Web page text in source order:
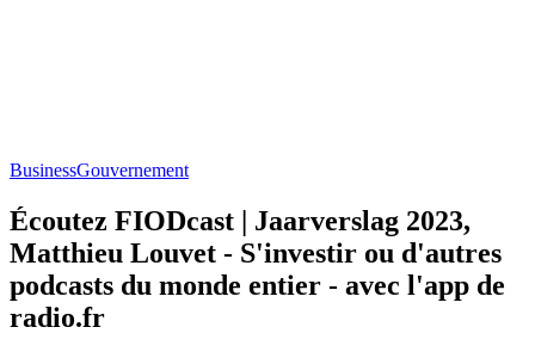
BusinessGouvernement
Écoutez FIODcast | Jaarverslag 2023,
Matthieu Louvet - S'investir ou d'autres
podcasts du monde entier - avec l'app de
radio.fr